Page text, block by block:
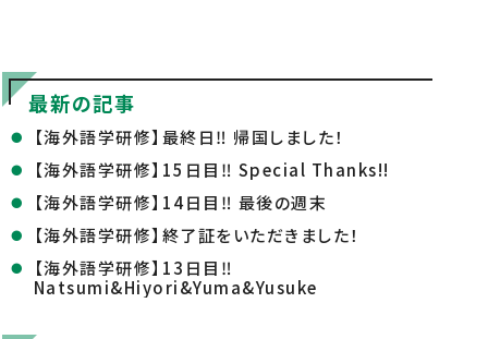
最新の記事
【海外語学研修】最終日‼ 帰国しました！
【海外語学研修】15日目‼ Special Thanks!!
【海外語学研修】14日目‼ 最後の週末
【海外語学研修】終了証をいただきました！
【海外語学研修】13日目‼
Natsumi&Hiyori&Yuma&Yusuke